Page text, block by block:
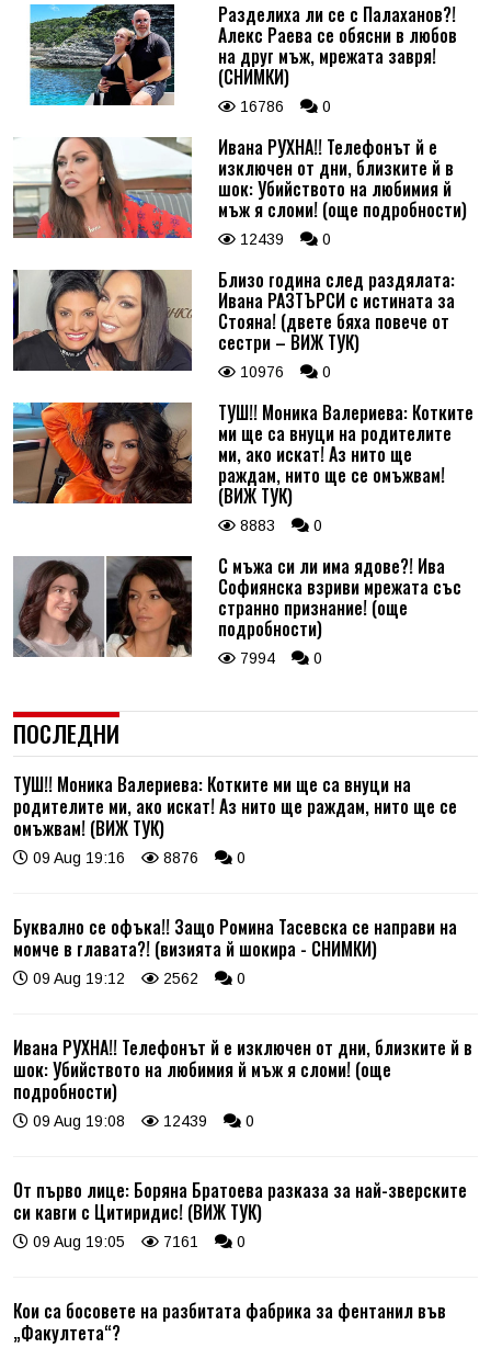
Разделиха ли се с Палаханов?!
Алекс Раева се обясни в любов
на друг мъж, мрежата завря!
(СНИМКИ)
16786 0
Ивана РУХНА!! Телефонът й е
изключен от дни, близките й в
шок: Убийството на любимия й
мъж я сломи! (още подробности)
12439 0
Близо година след раздялата:
Ивана РАЗТЪРСИ с истината за
Стояна! (двете бяха повече от
сестри – ВИЖ ТУК)
10976 0
ТУШ!! Моника Валериева: Котките
ми ще са внуци на родителите
ми, ако искат! Аз нито ще
раждам, нито ще се омъжвам!
(ВИЖ ТУК)
8883 0
С мъжа си ли има ядове?! Ива
Софиянска взриви мрежата със
странно признание! (още
подробности)
7994 0
ПОСЛЕДНИ
ТУШ!! Моника Валериева: Котките ми ще са внуци на
родителите ми, ако искат! Аз нито ще раждам, нито ще се
омъжвам! (ВИЖ ТУК)
09 Aug 19:16 8876 0
Буквално се офъка!! Защо Ромина Тасевска се направи на
момче в главата?! (визията й шокира - СНИМКИ)
09 Aug 19:12 2562 0
Ивана РУХНА!! Телефонът й е изключен от дни, близките й в
шок: Убийството на любимия й мъж я сломи! (още
подробности)
09 Aug 19:08 12439 0
От първо лице: Боряна Братоева разказа за най-зверските
си кавги с Цитиридис! (ВИЖ ТУК)
09 Aug 19:05 7161 0
Кои са босовете на разбитата фабрика за фентанил във
„Факултета“?